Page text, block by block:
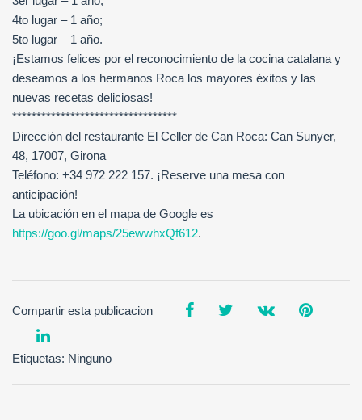
4to lugar – 1 año;
5to lugar – 1 año.
¡Estamos felices por el reconocimiento de la cocina catalana y
deseamos a los hermanos Roca los mayores éxitos y las
nuevas recetas deliciosas!
**********************************
Dirección del restaurante El Celler de Can Roca: Can Sunyer,
48, 17007, Girona
Teléfono: +34 972 222 157. ¡Reserve una mesa con
anticipación!
La ubicación en el mapa de Google es
https://goo.gl/maps/25ewwhxQf612.
Compartir esta publicacion
Etiquetas: Ninguno